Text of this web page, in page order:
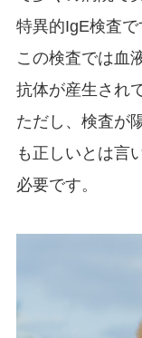
特異的IgE検査で
この検査では血
抗体が産生され
ただし、検査が
も正しいとは言
必要です。